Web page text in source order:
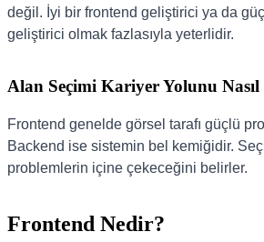
değil. İyi bir frontend geliştirici ya da
geliştirici olmak fazlasıyla yeterlidir.
Alan Seçimi Kariyer Yolunu
Frontend genelde görsel tarafı güçlü
Backend ise sistemin bel kemiğidir.
problemlerin içine çekeceğini belirler.
Frontend Nedir?